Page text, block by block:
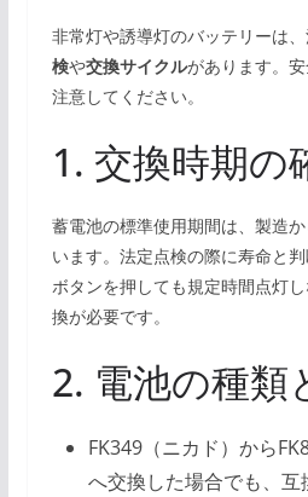
非常灯や誘導灯のバッテリーは
検や交換サイクルがあります。
注意してください。
1. 交換時期の
蓄電池の標準使用期間は、製造か
います。法定点検の際に寿命と
ボタンを押しても規定時間点灯
換が必要です。
2. 電池の種類
FK349（ニカド）から
へ交換した場合でも、